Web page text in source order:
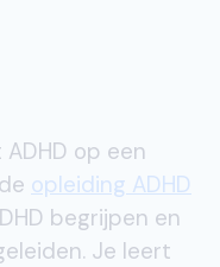
op een
opleiding ADHD
begrijpen en
Je leert